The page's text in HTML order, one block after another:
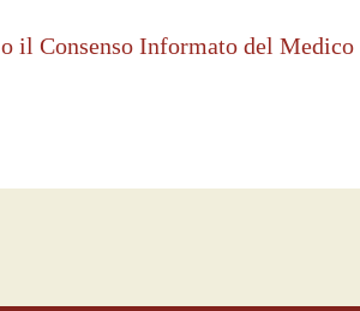
il Consenso Informato del Medico